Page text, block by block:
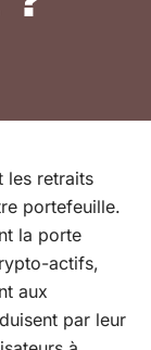
les retraits
portefeuille.
la porte
actifs,
aux
par leur